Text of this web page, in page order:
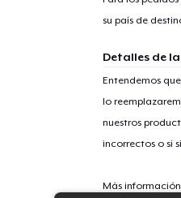
su país de
Detalles de
Entendemos
lo
nuestros
incorrectos o si
Más